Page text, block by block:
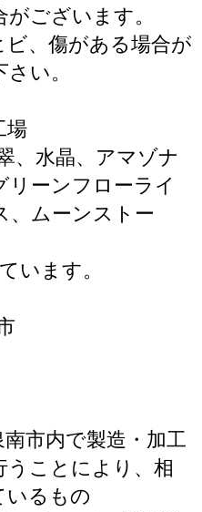
ございます。
、傷がある場合が
い。
場
、水晶、アマゾナ
リーンフローライ
、ムーンストー
います。
市内で製造・加工
うことにより、相
いるもの